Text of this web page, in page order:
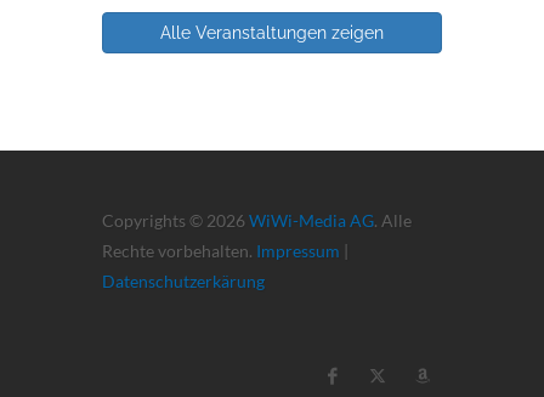
Alle Veranstaltungen zeigen
Copyrights © 2026 WiWi-Media AG. Alle
Rechte vorbehalten. Impressum |
Datenschutzerkärung